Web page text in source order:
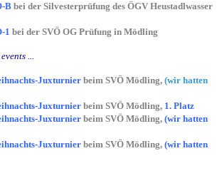
B bei der Silvesterprüfung des ÖGV Heustadlwasser
1 bei der SVÖ OG Prüfung in Mödling
...
Juxturnier beim SVÖ Mödling, (wir hatten
Juxturnier beim SVÖ Mödling, 1. Platz
Juxturnier beim SVÖ Mödling, (wir hatten
Juxturnier beim SVÖ Mödling, (wir hatten